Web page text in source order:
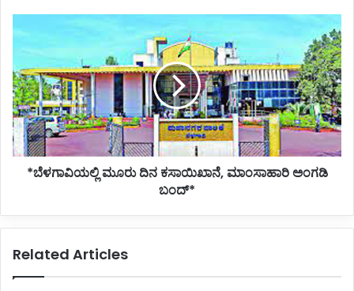
ಮೂರು
ಕಸಾಯಿಖಾನೆ,
ಮಾಂಸಾಹಾರಿ
ಅಂಗಡಿ
ಬಂದ್*
*ಬೆಳಗಾವಿಯಲ್ಲಿ ಮೂರು ದಿನ ಕಸಾಯಿಖಾನೆ, ಮಾಂಸಾಹಾರಿ ಅಂಗಡಿ
ಬಂದ್*
Related Articles